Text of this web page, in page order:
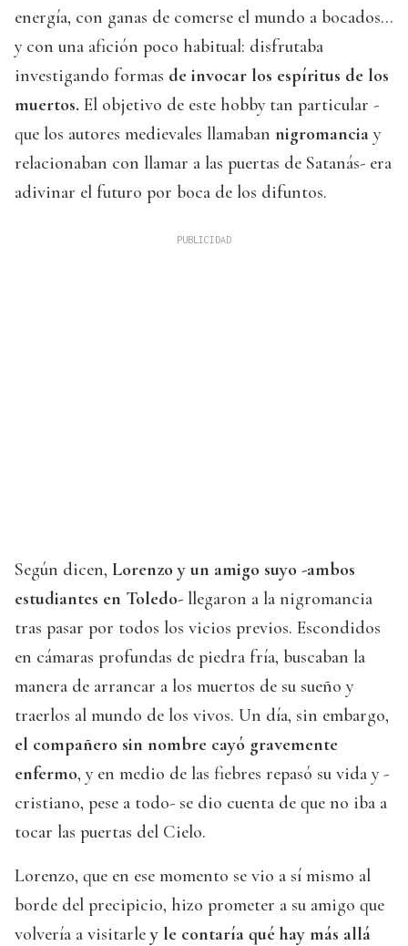
energía, con ganas de comerse el mundo a bocados…
y con una afición poco habitual: disfrutaba
investigando formas de invocar los espíritus de los
muertos. El objetivo de este hobby tan particular -
que los autores medievales llamaban nigromancia y
relacionaban con llamar a las puertas de Satanás- era
adivinar el futuro por boca de los difuntos.
Según dicen, Lorenzo y un amigo suyo -ambos
estudiantes en Toledo- llegaron a la nigromancia
tras pasar por todos los vicios previos. Escondidos
en cámaras profundas de piedra fría, buscaban la
manera de arrancar a los muertos de su sueño y
traerlos al mundo de los vivos. Un día, sin embargo,
el compañero sin nombre cayó gravemente
enfermo, y en medio de las fiebres repasó su vida y -
cristiano, pese a todo- se dio cuenta de que no iba a
tocar las puertas del Cielo.
Lorenzo, que en ese momento se vio a sí mismo al
borde del precipicio, hizo prometer a su amigo que
volvería a visitarley le contaría qué hay más allá